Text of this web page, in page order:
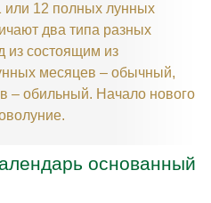
или 12 полных лунных
два типа разных
из состоящим из
месяцев – обычный,
– обильный. Начало нового
основанный